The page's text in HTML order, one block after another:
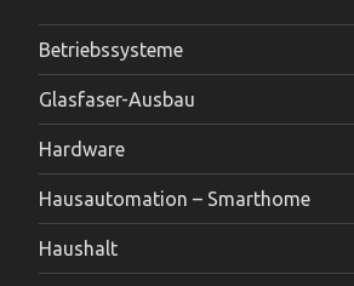
Betriebssysteme
Glasfaser-Ausbau
Hardware
Hausautomation – Smarthome
Haushalt